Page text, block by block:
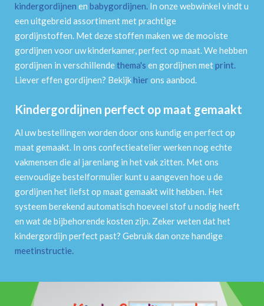
kindergordijnen en babygordijnen. In onze webwinkel vindt u
een uitgebreid assortiment met prachtige
gordijnstoffen. Met deze stoffen maken we de mooiste
gordijnen voor uw kinderkamer, perfect op maat. We hebben
gordijnen in verschillendethema's en gordijnen metprint.
Liever effen gordijnen? Bekijkhierons aanbod.
Kindergordijnen perfect op maat gemaakt
Al uw bestellingen worden door ons kundig en perfect op
maat gemaakt. In ons confectieatelier werken nog echte
vakmensen die al jarenlang in het vak zitten. Met ons
eenvoudige bestelformulier kunt u aangeven hoe u de
gordijnen het liefst op maat gemaakt wilt hebben. Het
systeem berekend automatisch hoeveel stof u nodig heeft
en wat de bijbehorende kosten zijn. Zeker weten dat het
kindergordijn perfect past? Gebruik dan onze handige
meetinstructie.